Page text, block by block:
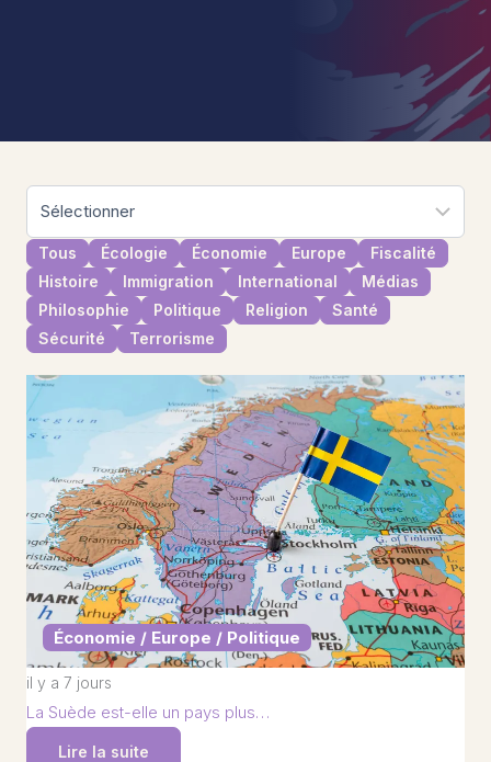
Tous Écologie Économie Europe
Fiscalité
Histoire
Immigration International
Médias
Philosophie
Politique Religion
Santé
Sécurité
Terrorisme
Économie / Europe / Politique
il y a 7 jours
La Suède est-elle un pays plus…
Lire la suite